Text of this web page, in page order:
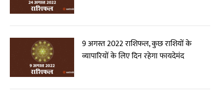
9 अगस्त 2022 राशिफल, कुछ राशियों के
व्यापारियों के लिए दिन रहेगा फायदेमंद